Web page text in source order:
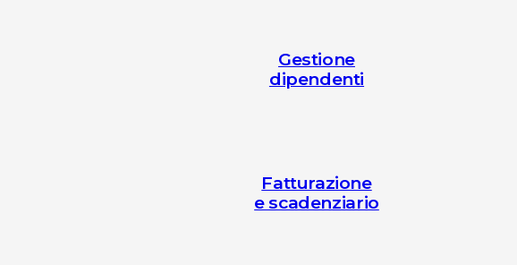
Gestione
dipendenti
Fatturazione
e scadenziario